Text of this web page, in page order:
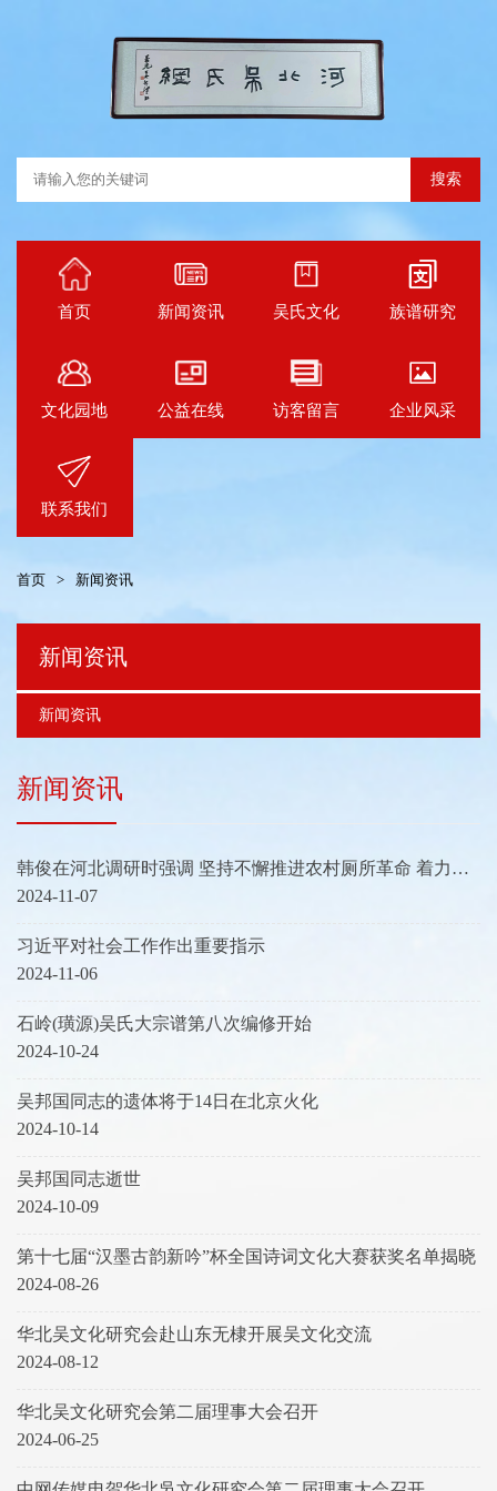
搜索
首页 新闻资讯 吴氏文化 族谱研究
文化园地 公益在线 访客留言 企业风采
联系我们
首页 > 新闻资讯
新闻资讯
新闻资讯
新闻资讯
韩俊在河北调研时强调 坚持不懈推进农村厕所革命 着力抓
好秋冬农业生产
2024-11-07
习近平对社会工作作出重要指示
2024-11-06
石岭(璜源)吴氏大宗谱第八次编修开始
2024-10-24
吴邦国同志的遗体将于14日在北京火化
2024-10-14
吴邦国同志逝世
2024-10-09
第十七届“汉墨古韵新吟”杯全国诗词文化大赛获奖名单揭晓
2024-08-26
华北吴文化研究会赴山东无棣开展吴文化交流
2024-08-12
华北吴文化研究会第二届理事大会召开
2024-06-25